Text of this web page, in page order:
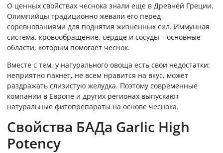
О ценных свойствах чеснока знали еще в Древней Греции.
Олимпийцы традиционно жевали его перед
соревнованиями для поднятия жизненных сил. Иммунная
система, кровообращение, сердце и сосуды – основные
области, которым помогает чеснок.
Вместе с тем, у натурального овоща есть свои недостатки:
неприятно пахнет, не всем нравится на вкус, может
раздражать слизистую желудка. Поэтому современные
компании в Европе и других регионах выпускают
натуральные фитопрепараты на основе чеснока.
Свойства БАДа Garlic High
Potency